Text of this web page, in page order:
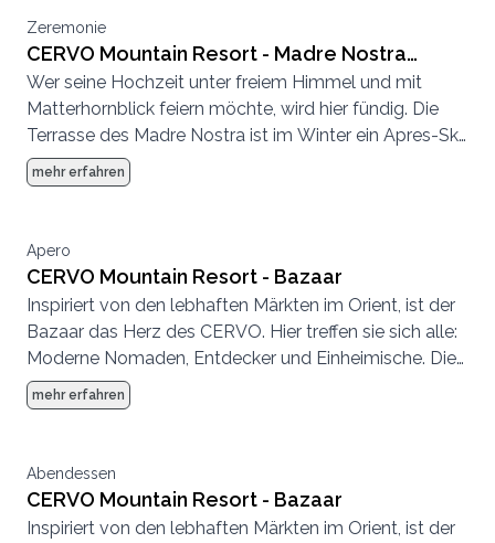
Zeremonie
CERVO Mountain Resort - Madre Nostra
Terrasse und Deck
Wer seine Hochzeit unter freiem Himmel und mit
Matterhornblick feiern möchte, wird hier fündig. Die
Terrasse des Madre Nostra ist im Winter ein Apres-Ski
Hotspot und im Sommer eine entspannte
Sonnenterrasse.
mehr erfahren
Apero
CERVO Mountain Resort - Bazaar
Inspiriert von den lebhaften Märkten im Orient, ist der
Bazaar das Herz des CERVO. Hier treffen sie sich alle:
Moderne Nomaden, Entdecker und Einheimische. Die
Atmosphäre ist entspannt, es wird geplaudert,
getrunken, getroffen, gespeist.
mehr erfahren
Abendessen
CERVO Mountain Resort - Bazaar
Inspiriert von den lebhaften Märkten im Orient, ist der